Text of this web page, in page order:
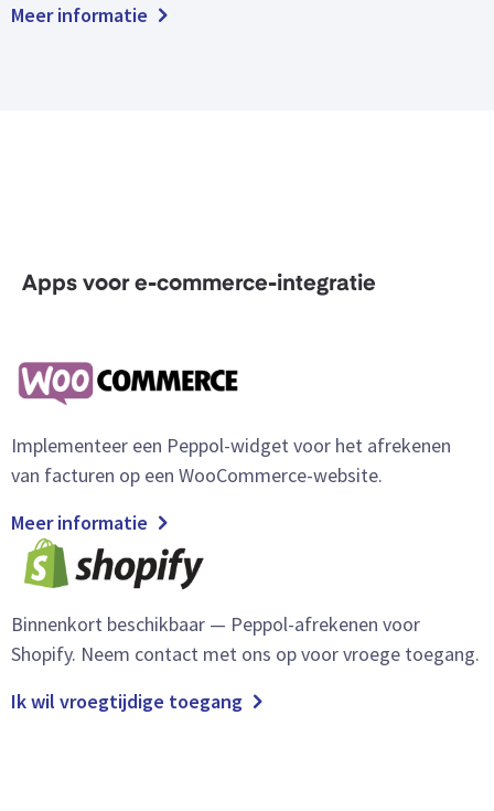
Meer informatie
Apps voor e-commerce-integratie
Implementeer een Peppol-widget voor het afrekenen
van facturen op een WooCommerce-website.
Meer informatie
Binnenkort beschikbaar — Peppol-afrekenen voor
Shopify. Neem contact met ons op voor vroege toegang.
Ik wil vroegtijdige toegang